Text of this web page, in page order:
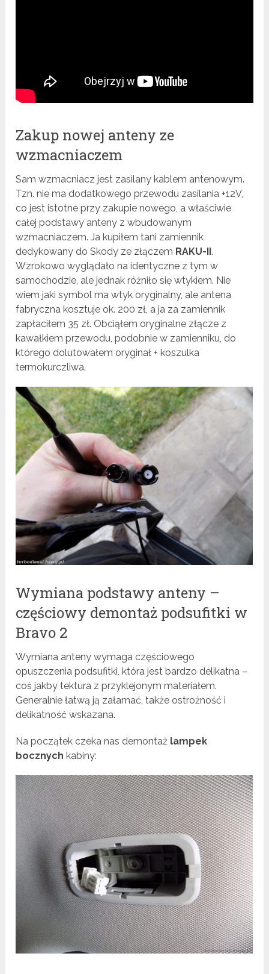
Zakup nowej anteny ze
wzmacniaczem
Sam wzmacniacz jest zasilany kablem antenowym.
Tzn. nie ma dodatkowego przewodu zasilania +12V,
co jest istotne przy zakupie nowego, a właściwie
całej podstawy anteny z wbudowanym
wzmacniaczem. Ja kupiłem tani zamiennik
dedykowany do Skody ze złączem RAKU-II.
Wzrokowo wyglądało na identyczne z tym w
samochodzie, ale jednak różniło się wtykiem. Nie
wiem jaki symbol ma wtyk oryginalny, ale antena
fabryczna kosztuje ok. 200 zł, a ja za zamiennik
zapłaciłem 35 zł. Obciąłem oryginalne złącze z
kawałkiem przewodu, podobnie w zamienniku, do
którego dolutowałem oryginał + koszulka
termokurczliwa.
Wymiana podstawy anteny –
częściowy demontaż podsufitki w
Bravo 2
Wymiana anteny wymaga częściowego
opuszczenia podsufitki, która jest bardzo delikatna –
coś jakby tektura z przyklejonym materiałem.
Generalnie łatwą ją załamać, także ostrożność i
delikatność wskazana.
Na początek czeka nas demontaż lampek
bocznych kabiny: